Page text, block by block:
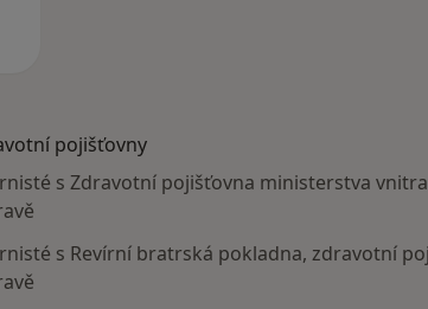
pojišťovny
s Zdravotní pojišťovna ministerstva vnitra
s Revírní bratrská pokladna, zdravotní